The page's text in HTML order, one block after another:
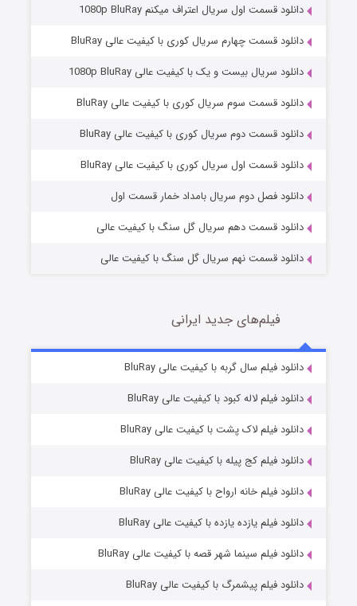
مردگان متحرک: شهر مرده ۳
قسمت2 (زیرنویس) منتشر شد
قسمت7 (زیرنویس) منتشر شد
دانلود قسمت اول سریال اعتراف میکنم 1080p BluRay
دانلود قسمت چهارم سریال کوری با کیفیت عالی BluRay
دانلود سریال بیست و یک با کیفیت عالی 1080p BluRay
دانلود قسمت سوم سریال کوری با کیفیت عالی BluRay
دانلود قسمت دوم سریال کوری با کیفیت عالی BluRay
دانلود قسمت اول سریال کوری با کیفیت عالی BluRay
دانلود فصل دوم سریال بامداد خمار قسمت اول
دانلود قسمت دهم سریال گل سنگ با کیفیت عالی
دانلود قسمت نهم سریال گل سنگ با کیفیت عالی
فیلم‌های جدید ایرانی
دانلود فیلم سال گربه با کیفیت عالی BluRay
دانلود فیلم لاله کبود با کیفیت عالی BluRay
دانلود فیلم لاک پشت با کیفیت عالی BluRay
دانلود فیلم کج‌ پیله با کیفیت عالی BluRay
دانلود فیلم خانه ارواح با کیفیت عالی BluRay
دانلود فیلم یازده یازده با کیفیت عالی BluRay
دانلود فیلم سینما شهر قصه با کیفیت عالی BluRay
دانلود فیلم پیشمرگ با کیفیت عالی BluRay